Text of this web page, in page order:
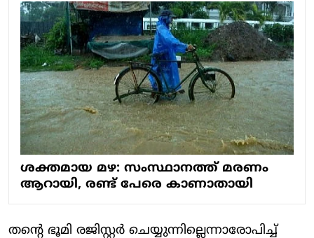
ശക്തമായ മഴ: സംസ്ഥാനത്ത് മരണം
ആറായി, രണ്ട് പേരെ കാണാതായി
തന്റെ ഭൂമി രജിസ്റ്റര്‍ ചെയ്യുന്നില്ലെന്നാരോപിച്ച്